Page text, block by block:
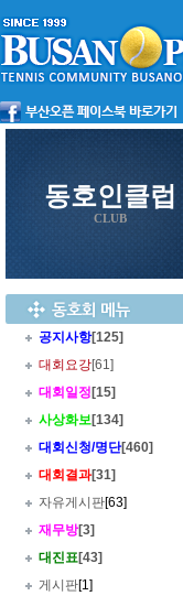
동호인클럽
CLUB
공지사항[125]
대회요강[61]
대회일정 [15]
사상화보[134]
대회신청/명단[460]
대회결과[31]
자유게시판[63]
재무방[3]
대진표[43]
게시판[1]